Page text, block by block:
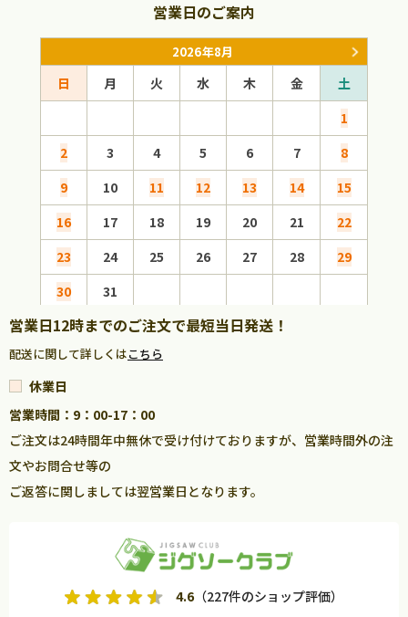
営業日のご案内
2026年8月
日 月 火 水 木 金
土
1
2
3 4 5 6 7
8
9
10 11 12 13 14
15
16
17 18 19 20 21
22
23
24 25 26 27 28
29
30
31
営業日12時までのご注文で最短当日発送！
配送に関して詳しくはこちら
休業日
営業時間：9：00-17：00
ご注文は24時間年中無休で受け付けておりますが、営業時間外の注
文やお問合せ等の
ご返答に関しましては翌営業日となります。
4.6 （227件のショップ評価）